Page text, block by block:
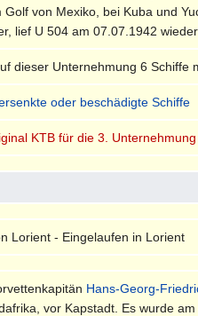
Golf von Mexiko, bei Kuba und
lief U 504 am 07.07.1942
dieser Unternehmung 6 Schiffe
oder beschädigte Schiffe
KTB für die 3. Unternehmung
Lorient - Eingelaufen in Lorient
Hans-Georg-
vor Kapstadt. Es wurde